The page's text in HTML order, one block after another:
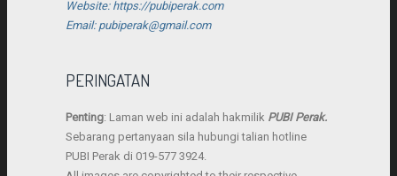
Website: https://pubiperak.com
Email: pubiperak@gmail.com
PERINGATAN
Penting: Laman web ini adalah hakmilik PUBI Perak.
Sebarang pertanyaan sila hubungi talian hotline
PUBI Perak di 019-577 3924.